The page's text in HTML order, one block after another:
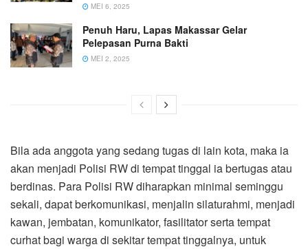
MEI 6, 2025
Penuh Haru, Lapas Makassar Gelar
Pelepasan Purna Bakti
MEI 2, 2025
Bila ada anggota yang sedang tugas di lain kota, maka ia
akan menjadi Polisi RW di tempat tinggal ia bertugas atau
berdinas. Para Polisi RW diharapkan minimal seminggu
sekali, dapat berkomunikasi, menjalin silaturahmi, menjadi
kawan, jembatan, komunikator, fasilitator serta tempat
curhat bagi warga di sekitar tempat tinggalnya, untuk